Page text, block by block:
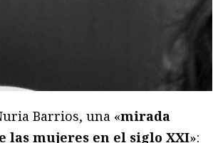
Barrios, una «mirada
las mujeres en el siglo XXI»: